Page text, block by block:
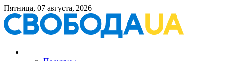
Пятница, 07 августа, 2026